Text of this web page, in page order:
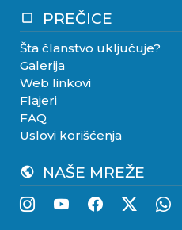
crop_square PREČICE
Šta članstvo uključuje?
Galerija
Web linkovi
Flajeri
FAQ
Uslovi korišćenja
public NAŠE MREŽE